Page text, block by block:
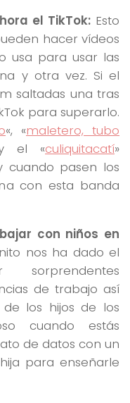
el TikTok: Esto
hacer vídeos
usa para usar las
una y otra vez. Si el
saltadas una tras
para superarlo.
«, «maletero, tubo
el «culiquitacatí»
cuando pasen los
con esta banda
con niños en
nos ha dado el
de trabajo así
los hijos de los
cuando estás
de datos con un
para enseñarle